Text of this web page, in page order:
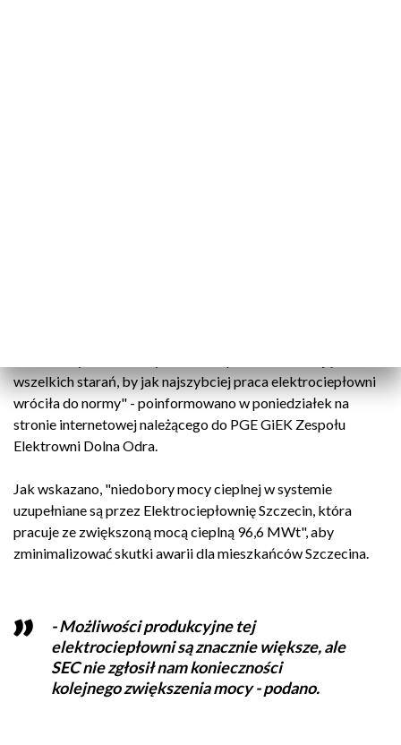
wszelkich starań, by jak najszybciej praca elektrociepłowni
wróciła do normy" - poinformowano w poniedziałek na
stronie internetowej należącego do PGE GiEK Zespołu
Elektrowni Dolna Odra.
Jak wskazano, "niedobory mocy cieplnej w systemie
uzupełniane są przez Elektrociepłownię Szczecin, która
pracuje ze zwiększoną mocą cieplną 96,6 MWt", aby
zminimalizować skutki awarii dla mieszkańców Szczecina.
- Możliwości produkcyjne tej
elektrociepłowni są znacznie większe, ale
SEC nie zgłosił nam konieczności
kolejnego zwiększenia mocy - podano.